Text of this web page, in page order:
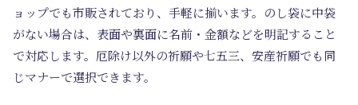
ョップでも市販されており、手軽に揃います。のし袋に中袋
がない場合は、表面や裏面に名前・金額などを明記すること
で対応します。厄除け以外の祈願や七五三、安産祈願でも同
じマナーで選択できます。